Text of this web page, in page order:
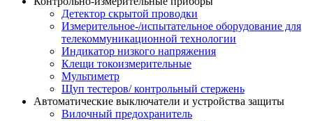
Детектор скрытой проводки
Измерительное-/испытательное оборудование для
телекоммуникационной технологии
Индикатор низкого напряжения
Клещи токоизмерительные
Мультиметр
Щуп тестеров/ контрольный стержень
Автоматические выключатели и устройства защиты
Вилочный предохранитель